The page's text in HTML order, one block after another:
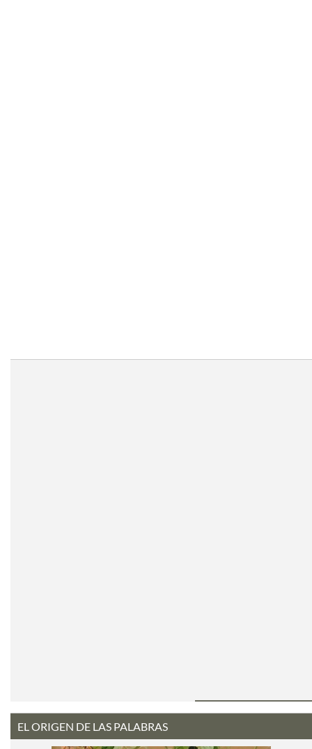
EL ORIGEN DE LAS PALABRAS